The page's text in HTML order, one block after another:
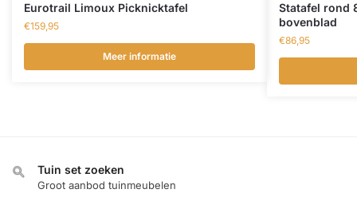
Eurotrail Limoux Picknicktafel
€159,95
Meer informatie
Statafel rond
bovenblad
€86,95
Tuin set zoeken
Groot aanbod tuinmeubelen